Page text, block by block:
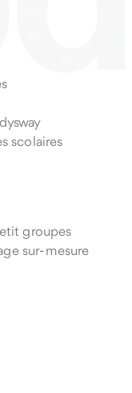
scolaires
groupes
sur-mesure